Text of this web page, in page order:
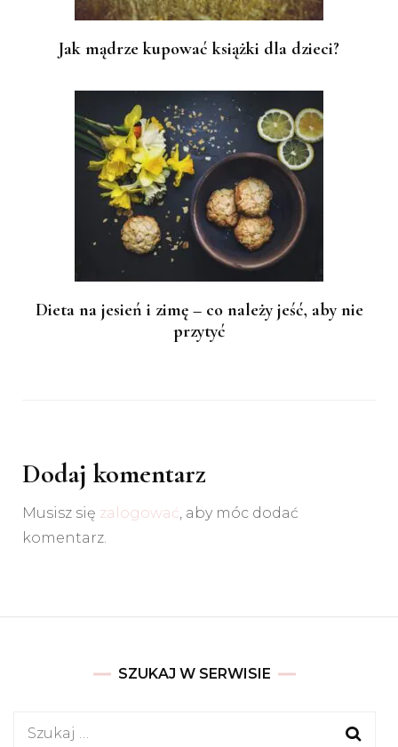
Jak mądrze kupować książki dla dzieci?
Dieta na jesień i zimę – co należy jeść, aby nie
przytyć
Dodaj komentarz
Musisz się zalogować, aby móc dodać
komentarz.
SZUKAJ W SERWISIE
Szukaj: